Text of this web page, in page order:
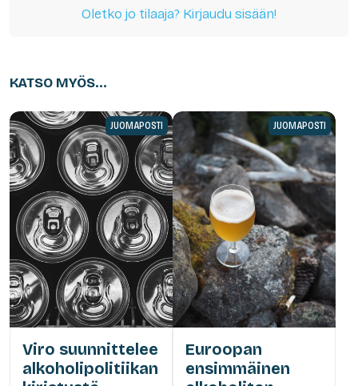
Oletko jo tilaaja? Kirjaudu sisään!
KATSO MYÖS...
JUOMAPOSTI
Viro suunnittelee
alkoholipolitiikan
JUOMAPOSTI
Euroopan
ensimmäinen